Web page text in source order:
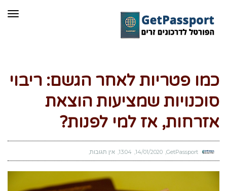
כמו פטריות לאחר הגשם: ריבוי
סוכנויות שמציעות הוצאת
אזרחות, אז למי לפנות?
14/01/2020
13:04 אין תגובות